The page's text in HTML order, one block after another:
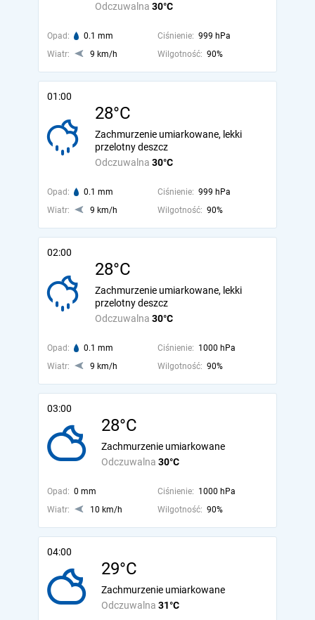
Odczuwalna 30°C
Opad: 0.1 mm Ciśnienie: 999 hPa
Wiatr:
9 km/h Wilgotność: 90%
01:00
28°C
Odczuwalna 30°C
Zachmurzenie umiarkowane, lekki
przelotny deszcz
Opad: 0.1 mm Ciśnienie: 999 hPa
Wiatr:
9 km/h Wilgotność: 90%
02:00
28°C
Odczuwalna 30°C
Zachmurzenie umiarkowane, lekki
przelotny deszcz
Opad: 0.1 mm Ciśnienie: 1000 hPa
Wiatr:
9 km/h Wilgotność: 90%
03:00
28°C
Odczuwalna 30°C
Zachmurzenie umiarkowane
Opad: 0 mm Ciśnienie: 1000 hPa
Wiatr:
10 km/h Wilgotność: 90%
04:00
29°C
Odczuwalna 31°C
Zachmurzenie umiarkowane